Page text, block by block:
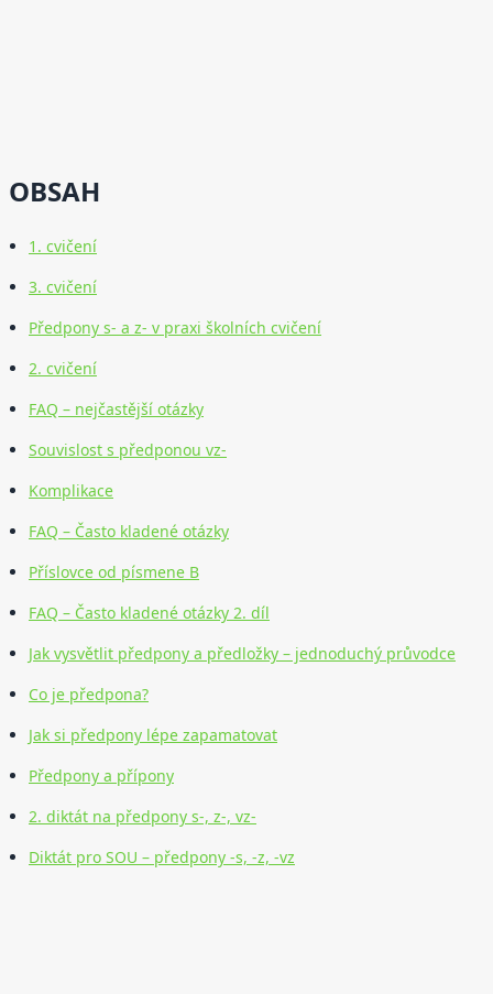
OBSAH
1. cvičení
3. cvičení
Předpony s- a z- v praxi školních cvičení
2. cvičení
FAQ – nejčastější otázky
Souvislost s předponou vz-
Komplikace
FAQ – Často kladené otázky
Příslovce od písmene B
FAQ – Často kladené otázky 2. díl
Jak vysvětlit předpony a předložky – jednoduchý průvodce
Co je předpona?
Jak si předpony lépe zapamatovat
Předpony a přípony
2. diktát na předpony s-, z-, vz-
Diktát pro SOU – předpony -s, -z, -vz